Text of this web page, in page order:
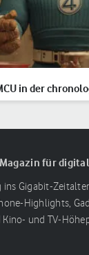
in der
für
ins Gigabit-
Highlights,
und TV-